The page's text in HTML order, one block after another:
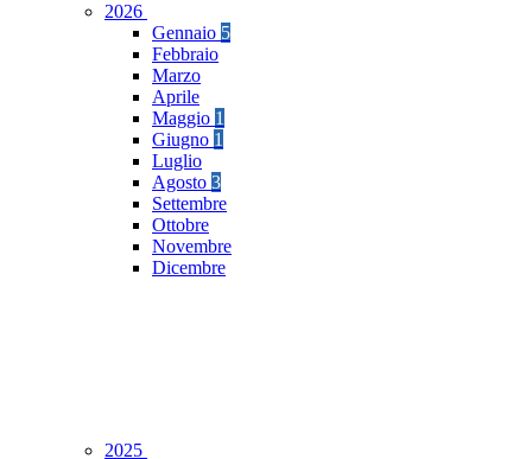
2026
Gennaio 5
Febbraio
Marzo
Aprile
Maggio 1
Giugno 1
Luglio
Agosto 3
Settembre
Ottobre
Novembre
Dicembre
2025